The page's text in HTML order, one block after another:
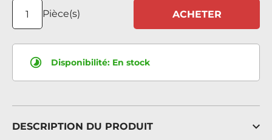
Pièce(s) ACHETER
Disponibilité: En stock
DESCRIPTION DU PRODUIT